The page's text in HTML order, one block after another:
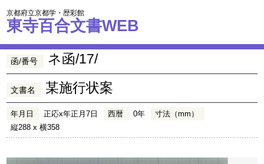
京都府立京都学・歴彩館
東寺百合文書WEB
函/番号 ネ函/17/
文書名 某施行状案
年月日 正応x年正月7日 西暦 0年
寸法（mm）
縦288 x 横358